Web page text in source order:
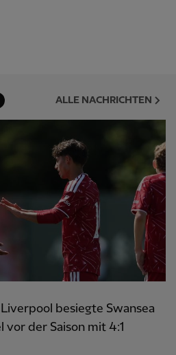
ALLE NACHRICHTEN
besiegte Swansea
der Saison mit 4:1